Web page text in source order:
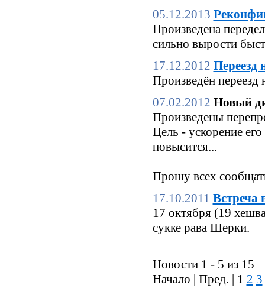
05.12.2013
Произведена
сильно вырости
17.12.2012 Переезд
Произведён переезд
07.02.2012 Новый
Произведены
Цель - ускорение
повысится...
Прошу всех
17.10.2011 Встреча
17 октября (19
сукке рава Шерки.
Новости 1 - 5 из 15
Начало | Пред. | 1 2 3